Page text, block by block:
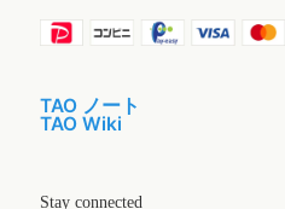
TAO ノート
TAO Wiki
Stay connected